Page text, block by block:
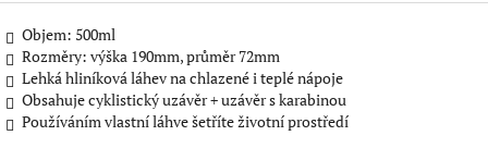
Objem: 500ml
Rozměry: výška 190mm, průměr 72mm
Lehká hliníková láhev na chlazené i teplé nápoje
Obsahuje cyklistický uzávěr + uzávěr s karabinou
Používáním vlastní láhve šetříte životní prostředí